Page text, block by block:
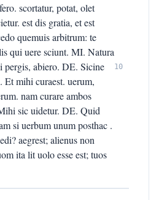
scortatur, potat, olet
est dis gratia, et est
quemuis arbitrum: te
qui uere sciunt. MI. Natura
abiero. DE. Sicine
mihi curaest. uerum,
nam curare ambos
sic uidetur. DE. Quid
si uerbum unum posthac .
aegrest; alienus non
ita lit uolo esse est; tuos
10